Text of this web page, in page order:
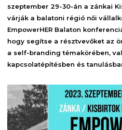
szeptember 29-30-án a zánkai
várják a balatoni régió női
EmpowerHER Balaton
hogy segítse a résztvevőket az
a self-branding témakörében,
kapcsolatépítésben és